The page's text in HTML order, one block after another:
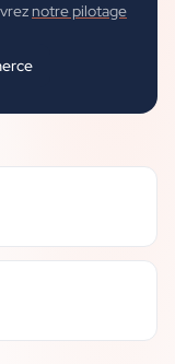
notre pilotage